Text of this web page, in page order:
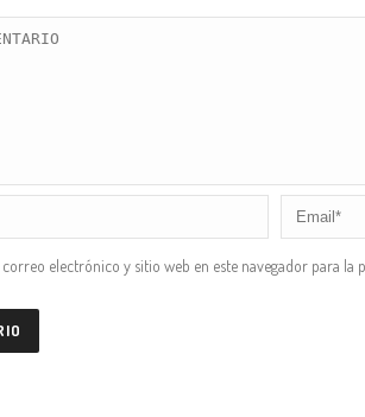
electrónico y sitio web en este navegador para la